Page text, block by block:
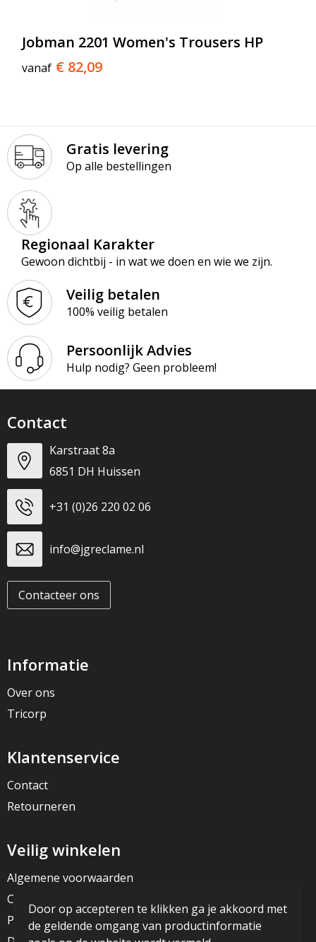
Jobman 2201 Women's Trousers HP
vanaf € 82,09
Gratis levering
Op alle bestellingen
Regionaal Karakter
Gewoon dichtbij - in wat we doen en wie we zijn.
Veilig betalen
100% veilig betalen
Persoonlijk Advies
Hulp nodig? Geen probleem!
Contact
Karstraat 8a
6851 DH Huissen
+31 (0)26 220 02 06
info@jgreclame.nl
Contacteer ons
Informatie
Over ons
Tricorp
Klantenservice
Contact
Retourneren
Veilig winkelen
Algemene voorwaarden
Cookieverklaring
Privacyverklaring
Door op accepteren te klikken ga je akkoord met
de geldende omgang van productinformatie